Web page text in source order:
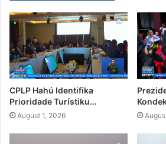
CPLP Hahú Identifika
Prioridade Turístiku…
August 1, 2026